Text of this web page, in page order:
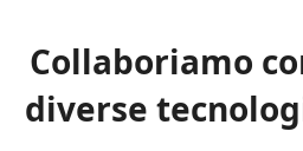
Collaboriamo
diverse